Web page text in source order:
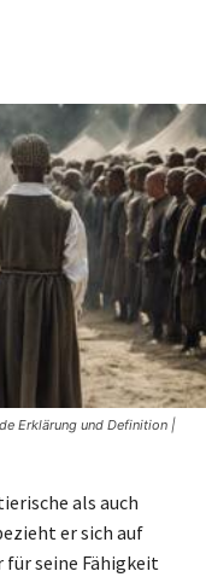
Erklärung und Definition |
als auch
er sich auf
für seine Fähigkeit